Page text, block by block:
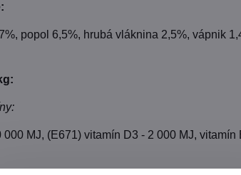
popol 6,5%, hrubá vláknina 2,5%, vápnik
000 MJ, (E671) vitamín D3 - 2 000 MJ, vitamín